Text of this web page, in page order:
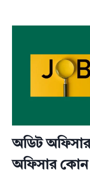
অডিট অফিসার
অফিসার কোন